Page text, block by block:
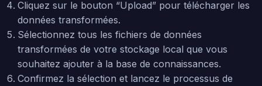
Cliquez sur le bouton “Upload” pour télécharger les
données transformées.
Sélectionnez tous les fichiers de données
transformées de votre stockage local que vous
souhaitez ajouter à la base de connaissances.
Confirmez la sélection et lancez le processus de